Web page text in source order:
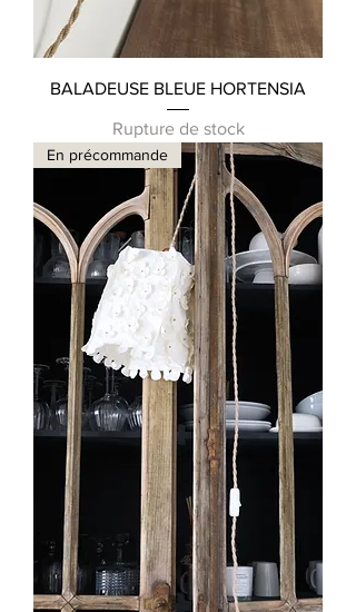
BALADEUSE BLEUE HORTENSIA
Rupture de stock
En précommande